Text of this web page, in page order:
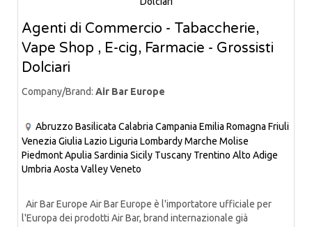
Agenti di Commercio - Tabaccherie,
Vape Shop , E-cig, Farmacie - Grossisti
Dolciari
Company/Brand: Air Bar Europe
Abruzzo Basilicata Calabria Campania Emilia Romagna Friuli
Venezia Giulia Lazio Liguria LombardyMarche Molise
PiedmontApulia Sardinia Sicily Tuscany Trentino Alto Adige
Umbria Aosta ValleyVeneto
Air Bar Europe Air Bar Europe è l'importatore ufficiale per
l'Europa dei prodotti Air Bar, brand internazionale già